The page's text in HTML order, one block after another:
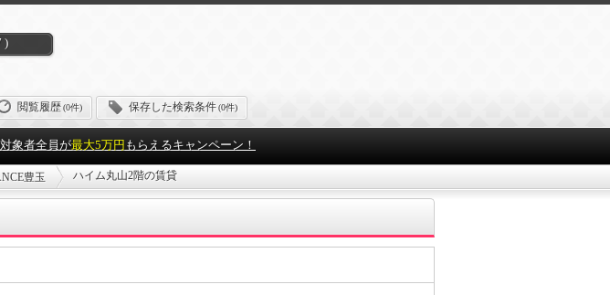
)
閲覧履歴(0件) 保存した検索条件(0件)
象者全員が最大5万円 もらえるキャンペーン！
豊玉 ハイム丸山2階の賃貸